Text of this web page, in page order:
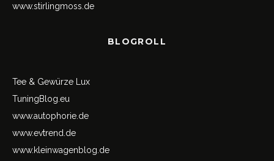
www.stirlingmoss.de
BLOGROLL
Tee & Gewürze Lux
TuningBlog.eu
www.autophorie.de
www.evtrend.de
www.kleinwagenblog.de